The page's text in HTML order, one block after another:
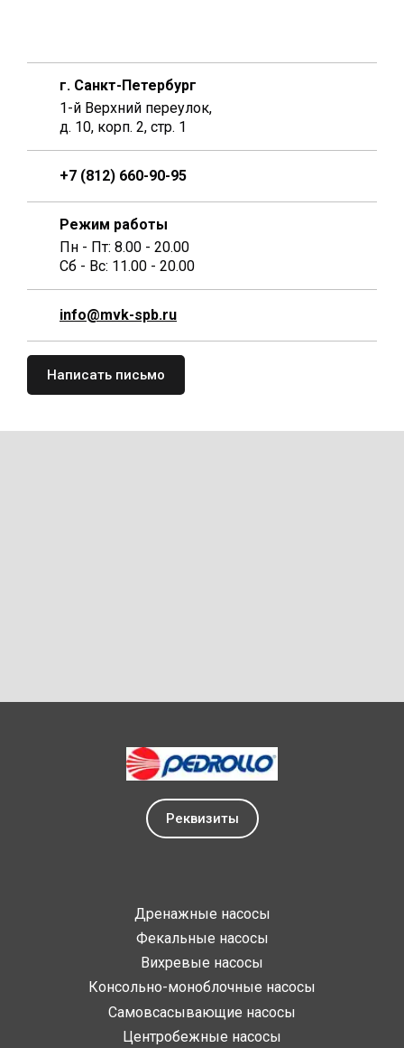
г. Санкт-Петербург
1-й Верхний переулок,
д. 10, корп. 2, стр. 1
+7 (812) 660-90-95
Режим работы
Пн - Пт: 8.00 - 20.00
Сб - Вс: 11.00 - 20.00
info@mvk-spb.ru
Написать письмо
Реквизиты
Дренажные насосы
Фекальные насосы
Вихревые насосы
Консольно-моноблочные насосы
Самовсасывающие насосы
Центробежные насосы